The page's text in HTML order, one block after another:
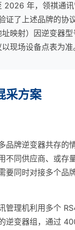
2026 年，领祺通
证了上述品牌的协
映射）因逆变器
现场设备点表为准
采方案
品牌逆变器共存
不同供应商、或存
要同时对接多个品
管理机利用多个
逆变器组，通过